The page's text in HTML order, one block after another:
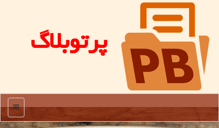
پرتوبلاگ
منو